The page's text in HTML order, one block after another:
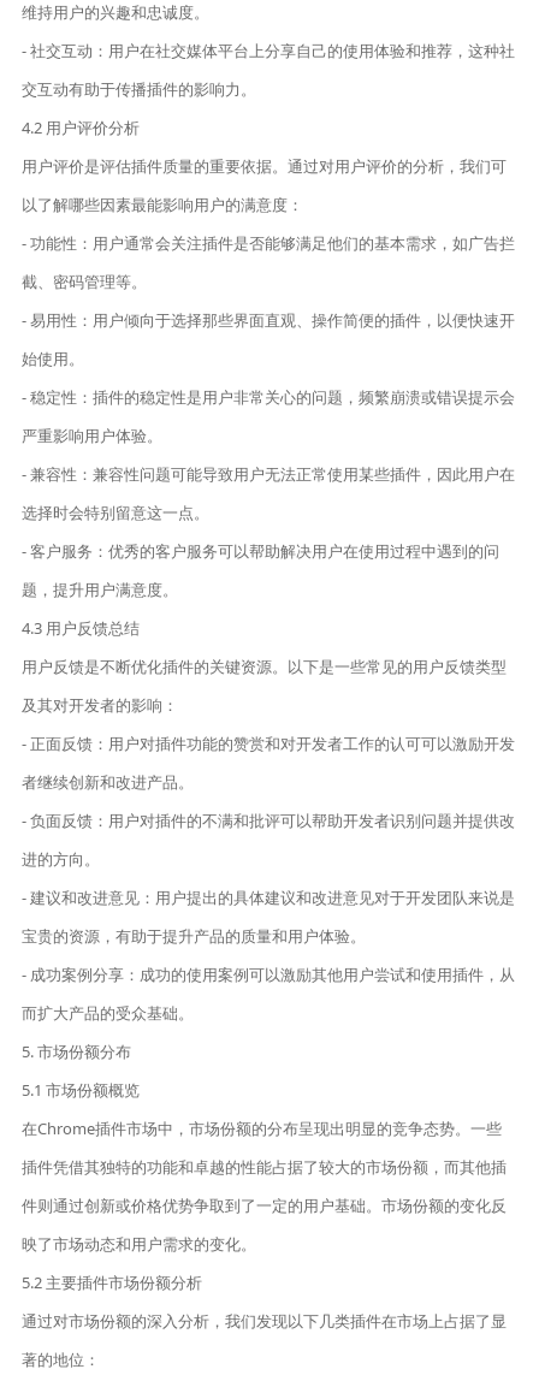
维持用户的兴趣和忠诚度。
- 社交互动：用户在社交媒体平台上分享自己的使用体验和推荐，这种社
交互动有助于传播插件的影响力。
4.2 用户评价分析
用户评价是评估插件质量的重要依据。通过对用户评价的分析，我们可
以了解哪些因素最能影响用户的满意度：
- 功能性：用户通常会关注插件是否能够满足他们的基本需求，如广告拦
截、密码管理等。
- 易用性：用户倾向于选择那些界面直观、操作简便的插件，以便快速开
始使用。
- 稳定性：插件的稳定性是用户非常关心的问题，频繁崩溃或错误提示会
严重影响用户体验。
- 兼容性：兼容性问题可能导致用户无法正常使用某些插件，因此用户在
选择时会特别留意这一点。
- 客户服务：优秀的客户服务可以帮助解决用户在使用过程中遇到的问
题，提升用户满意度。
4.3 用户反馈总结
用户反馈是不断优化插件的关键资源。以下是一些常见的用户反馈类型
及其对开发者的影响：
- 正面反馈：用户对插件功能的赞赏和对开发者工作的认可可以激励开发
者继续创新和改进产品。
- 负面反馈：用户对插件的不满和批评可以帮助开发者识别问题并提供改
进的方向。
- 建议和改进意见：用户提出的具体建议和改进意见对于开发团队来说是
宝贵的资源，有助于提升产品的质量和用户体验。
- 成功案例分享：成功的使用案例可以激励其他用户尝试和使用插件，从
而扩大产品的受众基础。
5. 市场份额分布
5.1 市场份额概览
在Chrome插件市场中，市场份额的分布呈现出明显的竞争态势。一些
插件凭借其独特的功能和卓越的性能占据了较大的市场份额，而其他插
件则通过创新或价格优势争取到了一定的用户基础。市场份额的变化反
映了市场动态和用户需求的变化。
5.2 主要插件市场份额分析
通过对市场份额的深入分析，我们发现以下几类插件在市场上占据了显
著的地位：